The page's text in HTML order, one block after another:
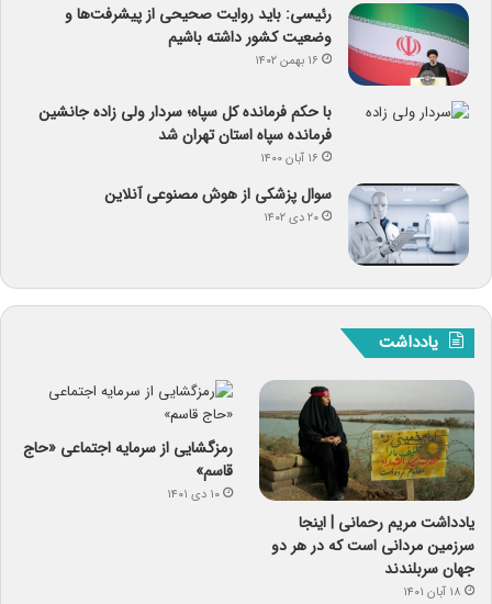
رئیسی: باید روایت صحیحی از پیشرفت‌ها و
وضعیت کشور داشته باشیم
۱۶ بهمن ۱۴۰۲
با حکم فرمانده کل سپاه؛ سردار ولی زاده جانشین
فرمانده سپاه استان تهران شد
۱۶ آبان ۱۴۰۰
سوال پزشکی از هوش مصنوعی آنلاین
۲۰ دی ۱۴۰۲
یادداشت
یادداشت مریم رحمانی | اینجا
سرزمین مردانی است که در هر دو
جهان سربلندند
۱۸ آبان ۱۴۰۱
رمزگشایی از سرمایه‌ اجتماعی «حاج
قاسم»
۱۰ دی ۱۴۰۱